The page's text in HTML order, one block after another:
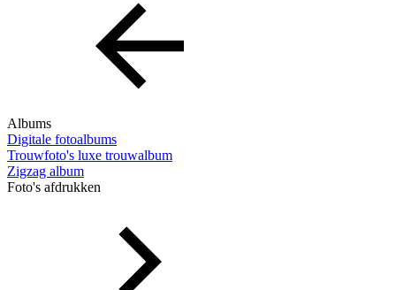
Albums
Digitale fotoalbums
Trouwfoto's luxe trouwalbum
Zigzag album
Foto's afdrukken